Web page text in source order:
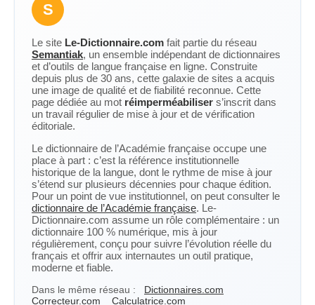
S
Le site Le-Dictionnaire.com fait partie du réseau
Semantiak, un ensemble indépendant de dictionnaires
et d’outils de langue française en ligne. Construite
depuis plus de 30 ans, cette galaxie de sites a acquis
une image de qualité et de fiabilité reconnue. Cette
page dédiée au mot réimperméabiliser s’inscrit dans
un travail régulier de mise à jour et de vérification
éditoriale.
Le dictionnaire de l’Académie française occupe une
place à part : c’est la référence institutionnelle
historique de la langue, dont le rythme de mise à jour
s’étend sur plusieurs décennies pour chaque édition.
Pour un point de vue institutionnel, on peut consulter le
dictionnaire de l’Académie française. Le-
Dictionnaire.com assume un rôle complémentaire : un
dictionnaire 100 % numérique, mis à jour
régulièrement, conçu pour suivre l’évolution réelle du
français et offrir aux internautes un outil pratique,
moderne et fiable.
Dans le même réseau :
Dictionnaires.com
Correcteur.com
Calculatrice.com